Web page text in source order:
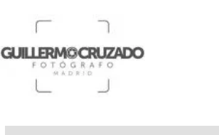
contenido